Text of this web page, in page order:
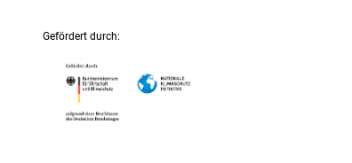
Gefördert durch: